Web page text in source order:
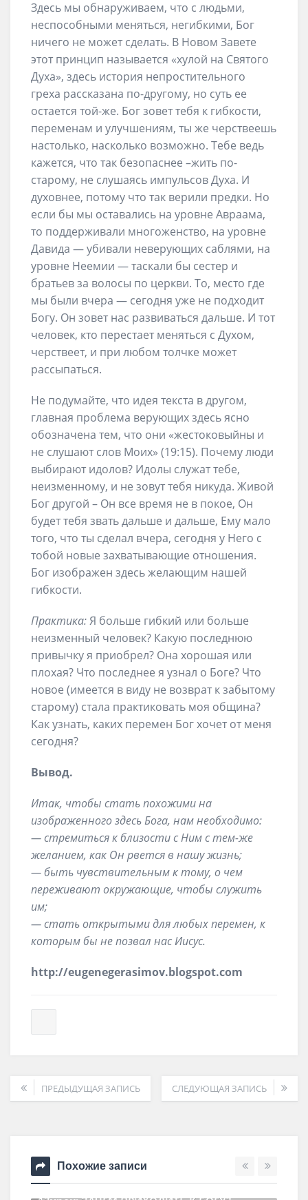
Здесь мы обнаруживаем, что с людьми,
неспособными меняться, негибкими, Бог
ничего не может сделать. В Новом Завете
этот принцип называется «хулой на Святого
Духа», здесь история непростительного
греха рассказана по-другому, но суть ее
остается той-же. Бог зовет тебя к гибкости,
переменам и улучшениям, ты же черствеешь
настолько, насколько возможно. Тебе ведь
кажется, что так безопаснее –жить по-
старому, не слушаясь импульсов Духа. И
духовнее, потому что так верили предки. Но
если бы мы оставались на уровне Авраама,
то поддерживали многоженство, на уровне
Давида — убивали неверующих саблями, на
уровне Неемии — таскали бы сестер и
братьев за волосы по церкви. То, место где
мы были вчера — сегодня уже не подходит
Богу. Он зовет нас развиваться дальше. И тот
человек, кто перестает меняться с Духом,
черствеет, и при любом толчке может
рассыпаться.
Не подумайте, что идея текста в другом,
главная проблема верующих здесь ясно
обозначена тем, что они «жестоковыйны и
не слушают слов Моих» (19:15). Почему люди
выбирают идолов? Идолы служат тебе,
неизменному, и не зовут тебя никуда. Живой
Бог другой – Он все время не в покое, Он
будет тебя звать дальше и дальше, Ему мало
того, что ты сделал вчера, сегодня у Него с
тобой новые захватывающие отношения.
Бог изображен здесь желающим нашей
гибкости.
Практика:Я больше гибкий или больше
неизменный человек? Какую последнюю
привычку я приобрел? Она хорошая или
плохая? Что последнее я узнал о Боге? Что
новое (имеется в виду не возврат к забытому
старому) стала практиковать моя община?
Как узнать, каких перемен Бог хочет от меня
сегодня?
Вывод.
Итак, чтобы стать похожими на
изображенного здесь Бога, нам необходимо:
— стремиться к близости с Ним с тем-же
желанием, как Он рвется в нашу жизнь;
— быть чувствительным к тому, о чем
переживают окружающие, чтобы служить
им;
— стать открытыми для любых перемен, к
которым бы не позвал нас Иисус.
http://eugenegerasimov.blogspot.com
ПРЕДЫДУЩАЯ ЗАПИСЬ СЛЕДУЮЩАЯ ЗАПИСЬ
Похожие записи